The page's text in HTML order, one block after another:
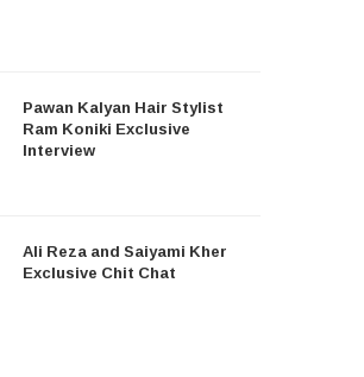
Pawan Kalyan Hair Stylist
Ram Koniki Exclusive
Interview
Ali Reza and Saiyami Kher
Exclusive Chit Chat